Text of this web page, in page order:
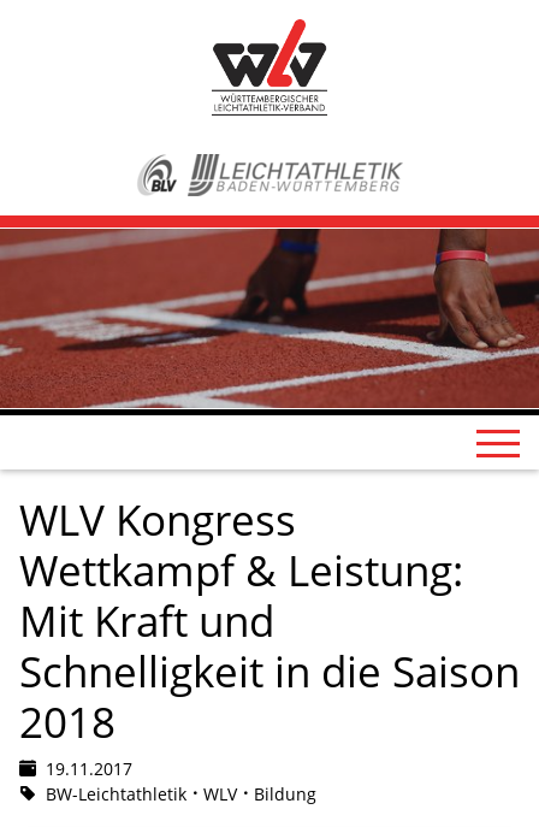
WLV Kongress
Wettkampf & Leistung:
Mit Kraft und
Schnelligkeit in die Saison
2018
19.11.2017
BW-Leichtathletik
WLV Bildung